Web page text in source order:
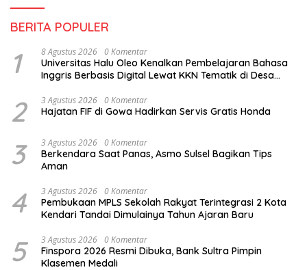
BERITA POPULER
1 8 Agustus 2026 0 Komentar
Universitas Halu Oleo Kenalkan Pembelajaran Bahasa
Inggris Berbasis Digital Lewat KKN Tematik di Desa
2 3 Agustus 2026 0 Komentar
Hajatan FIF di Gowa Hadirkan Servis Gratis Honda
3 3 Agustus 2026 0 Komentar
Berkendara Saat Panas, Asmo Sulsel Bagikan Tips
Aman
4 3 Agustus 2026 0 Komentar
Pembukaan MPLS Sekolah Rakyat Terintegrasi 2 Kota
Kendari Tandai Dimulainya Tahun Ajaran Baru
5 3 Agustus 2026 0 Komentar
Finspora 2026 Resmi Dibuka, Bank Sultra Pimpin
Klasemen Medali